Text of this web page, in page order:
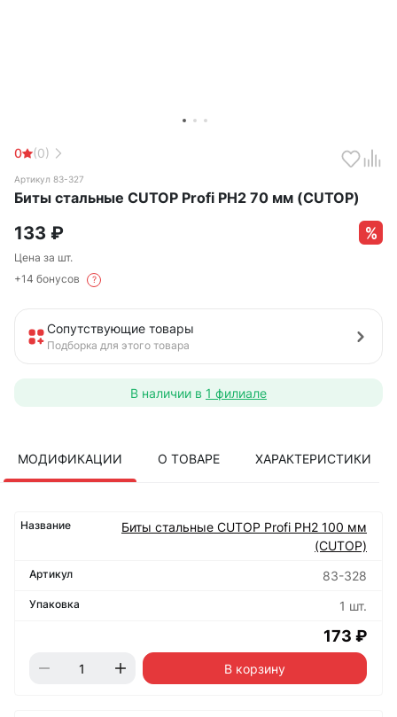
0 (0)
Артикул 83-327
Биты стальные CUTOP Profi PH2 70 мм (CUTOP)
133 ₽
Цена за шт.
+14 бонусов
?
Сопутствующие товары
Подборка для этого товара
В наличии в 1 филиале
МОДИФИКАЦИИ О ТОВАРЕ ХАРАКТЕРИСТИКИ
Биты стальные CUTOP Profi PH2 100 мм
(CUTOP)
83-328
1 шт.
173 ₽
В корзину